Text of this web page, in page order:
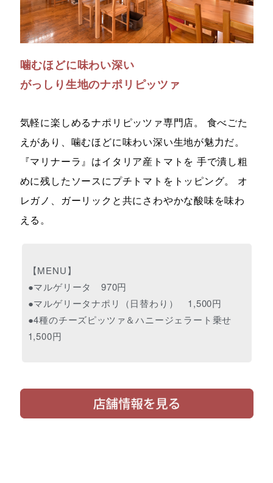
噛むほどに味わい深い
がっしり生地のナポリピッツァ
気軽に楽しめるナポリピッツァ専門店。 食べごた
えがあり、噛むほどに味わい深い生地が魅力だ。
『マリナーラ』はイタリア産トマトを 手で潰し粗
めに残したソースにプチトマトをトッピング。 オ
レガノ、ガーリックと共にさわやかな酸味を味わ
える。
【MENU】
●マルゲリータ 970円
●マルゲリータナポリ（日替わり） 1,500円
●4種のチーズピッツァ＆ハニージェラート乗せ
1,500円